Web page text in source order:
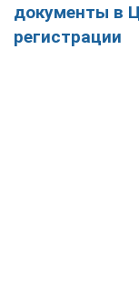
документы в
регистрации